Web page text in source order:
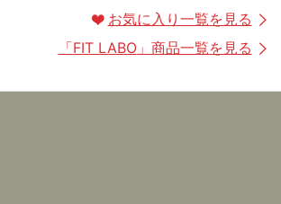
お気に入り一覧を見る
「FIT LABO」商品一覧を見る